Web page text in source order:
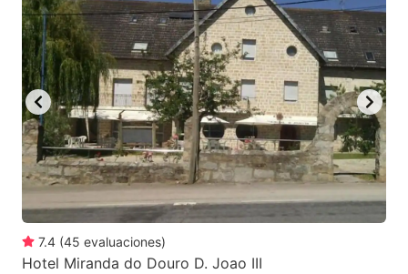
7.4 (45 evaluaciones)
Hotel Miranda do Douro D. Joao III